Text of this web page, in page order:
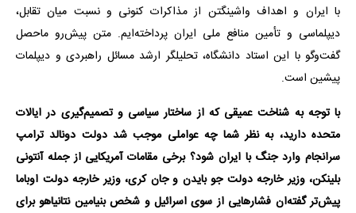
با ایران و اهداف واشینگتن از مذاکرات کنونی و نسبت میان تقابل،
دیپلماسی و تأمین منافع ملی ایران پرداخته‌ایم. متن پیش‌رو ماحصل
گفت‌وگو با این استاد دانشگاه، تحلیلگر ارشد مسائل راهبردی و دیپلمات
پیشین است.
با توجه به شناخت عمیقی که از ساختار سیاسی و تصمیم‌گیری در ایالات
متحده دارید، به نظر شما چه عواملی موجب شد دولت دونالد ترامپ
سرانجام وارد جنگ با ایران شود؟ برخی مقامات آمریکایی از جمله آنتونی
بلینکن، وزیر خارجه دولت جو بایدن و جان کری، وزیر خارجه دولت اوباما
پیش‌تر گفته‌ان فشارهایی از سوی اسرائیل و شخص بنیامین نتانیاهو برای